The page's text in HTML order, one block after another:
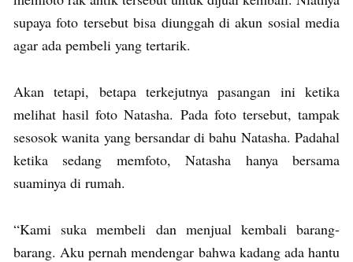
supaya foto tersebut bisa diunggah di akun sosial media
agar ada pembeli yang tertarik.
Akan tetapi, betapa terkejutnya pasangan ini ketika
melihat hasil foto Natasha. Pada foto tersebut, tampak
sesosok wanita yang bersandar di bahu Natasha. Padahal
ketika sedang memfoto, Natasha hanya bersama
suaminya di rumah.
“Kami suka membeli dan menjual kembali barang-
barang. Aku pernah mendengar bahwa kadang ada hantu